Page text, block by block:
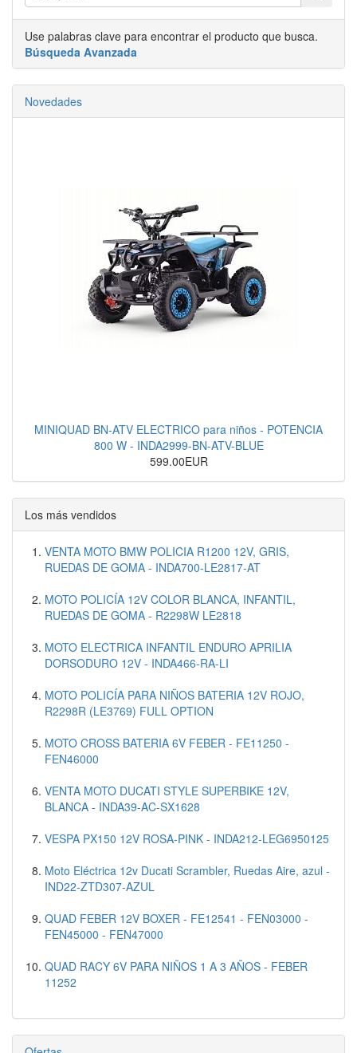
Use palabras clave para encontrar el producto que busca.
Búsqueda Avanzada
Novedades
MINIQUAD BN-ATV ELECTRICO para niños - POTENCIA
800 W - INDA2999-BN-ATV-BLUE
599.00EUR
Los más vendidos
VENTA MOTO BMW POLICIA R1200 12V, GRIS,
RUEDAS DE GOMA - INDA700-LE2817-AT
MOTO POLICÍA 12V COLOR BLANCA, INFANTIL,
RUEDAS DE GOMA - R2298W LE2818
MOTO ELECTRICA INFANTIL ENDURO APRILIA
DORSODURO 12V - INDA466-RA-LI
MOTO POLICÍA PARA NIÑOS BATERIA 12V ROJO,
R2298R (LE3769) FULL OPTION
MOTO CROSS BATERIA 6V FEBER - FE11250 -
FEN46000
VENTA MOTO DUCATI STYLE SUPERBIKE 12V,
BLANCA - INDA39-AC-SX1628
VESPA PX150 12V ROSA-PINK - INDA212-LEG6950125
Moto Eléctrica 12v Ducati Scrambler, Ruedas Aire, azul -
IND22-ZTD307-AZUL
QUAD FEBER 12V BOXER - FE12541 - FEN03000 -
FEN45000 - FEN47000
QUAD RACY 6V PARA NIÑOS 1 A 3 AÑOS - FEBER
11252